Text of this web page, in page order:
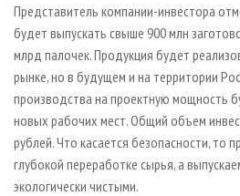
Представитель компании-инвестора
будет выпускать свыше 900 млн
млрд палочек. Продукция будет
рынке, но в будущем и на территории
производства на проектную мощность
новых рабочих мест. Общий объем
рублей. Что касается безопасности, то
глубокой переработке сырья, а
экологически чистыми.